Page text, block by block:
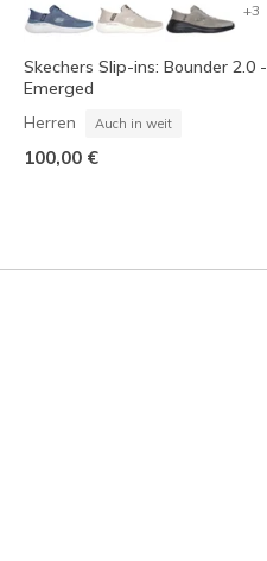
+3
Skechers Slip-ins: Bounder 2.0 -
Emerged
Herren Auch in weit
100,00 €